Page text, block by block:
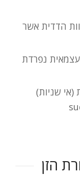
הדדית אשר
עצמאית נפרדת
(אי שניות)
הזן